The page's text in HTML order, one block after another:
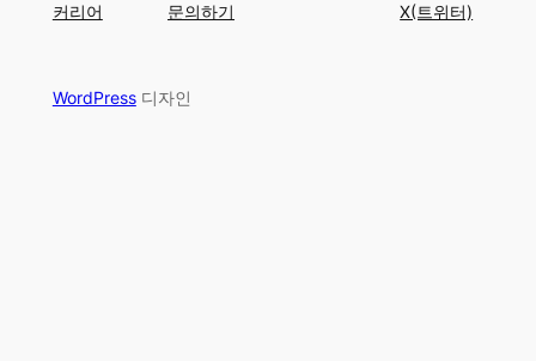
커리어
문의하기
X(트위터)
WordPress디자인